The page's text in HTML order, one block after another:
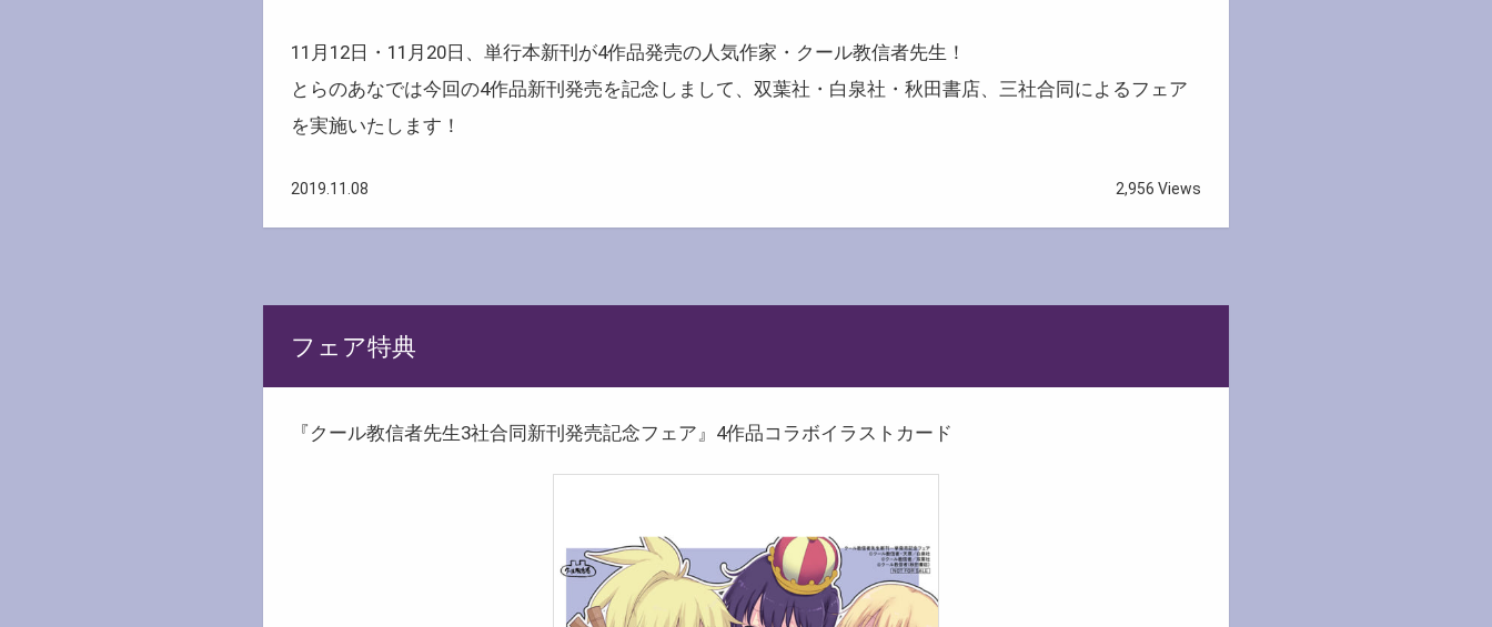
11月12日・11月20日、単行本新刊が4作品発売の人気作家・クール教信者先生！
とらのあなでは今回の4作品新刊発売を記念しまして、双葉社・白泉社・秋田書店、三社合同によるフェア
を実施いたします！
2019.11.08 2,956 Views
フェア特典
『クール教信者先生3社合同新刊発売記念フェア』4作品コラボイラストカード